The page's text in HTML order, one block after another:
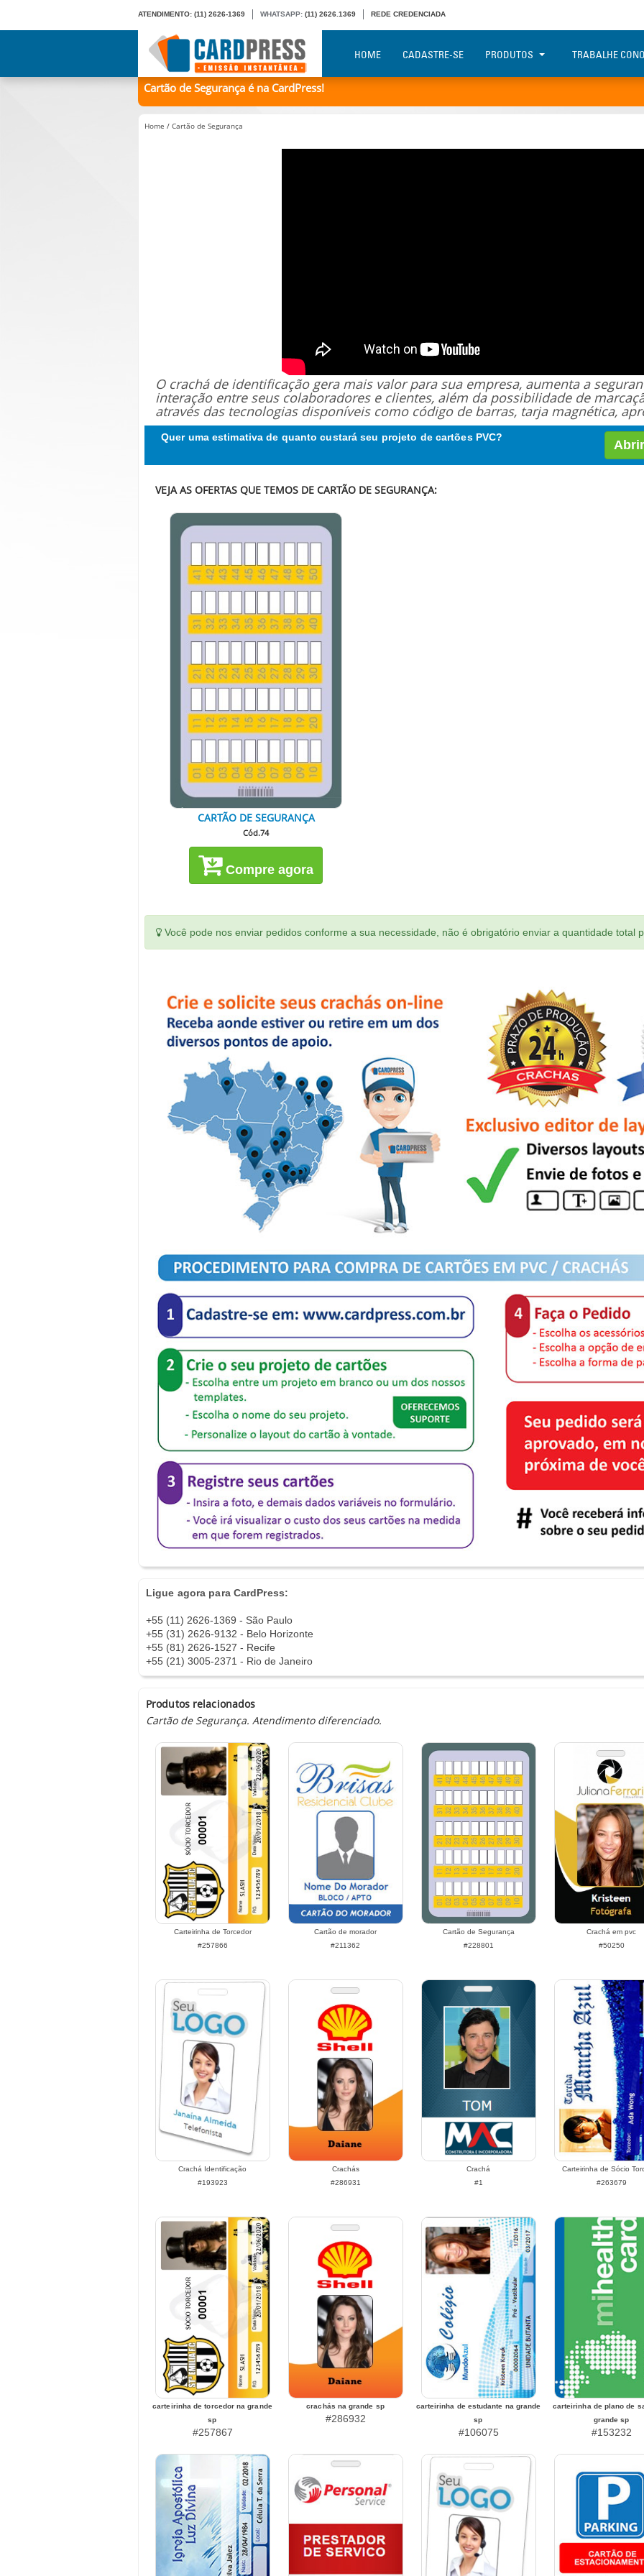
ATENDIMENTO: (11) 2626-1369 WHATSAPP: (11) 2626.1369 REDE CREDENCIADA
HOME CADASTRE-SE PRODUTOS TRABALHE
Cartão de Segurança é na CardPress!
Home / Cartão de Segurança
O crachá de identificação gera mais valor para sua empresa, aumenta a
interação entre seus colaboradores e clientes, além da possibilidade de
através das tecnologias disponíveis como código de barras, tarja magnética,
Quer uma estimativa de quanto custará seu projeto de cartões PVC?
VEJA AS OFERTAS QUE TEMOS DE CARTÃO DE SEGURANÇA:
CARTÃO DE SEGURANÇA
Cód.74
Compre agora
Você pode nos enviar pedidos conforme a sua necessidade, não é obrigatório enviar a quantidade total
Ligue agora para CardPress:
+55 (11) 2626-1369 - São Paulo
+55 (31) 2626-9132 - Belo Horizonte
+55 (81) 2626-1527 - Recife
+55 (21) 3005-2371 - Rio de Janeiro
Produtos relacionados
Cartão de Segurança. Atendimento diferenciado.
Carteirinha de Torcedor
#257866
Cartão de morador
#211362
Cartão de Segurança
#228801
Crachá em pvc
#50250
Crachá Identificação
#193923
Crachás
#286931
Crachá
#1
Carteirinha de Sócio
#263679
carteirinha de torcedor na grande
sp
#257867
crachás na grande sp
#286932
carteirinha de estudante na grande
sp
#106075
carteirinha de plano de
grande sp
#153232